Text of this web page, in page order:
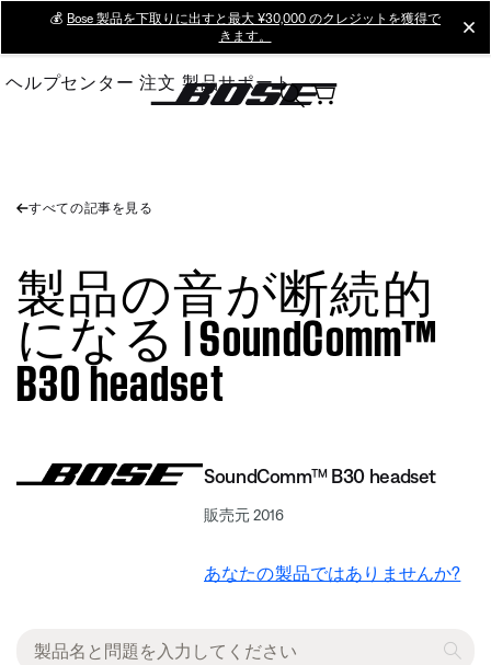
Main
💰 Bose 製品を下取りに出すと最大 ¥30,000 のクレジットを獲得で
きます。
ヘルプセンター 注文 製品サポート
すべての記事を見る
製品の音が断続的
になる | SoundComm™
B30 headset
SoundComm™ B30 headset
販売元 2016
あなたの製品ではありませんか?